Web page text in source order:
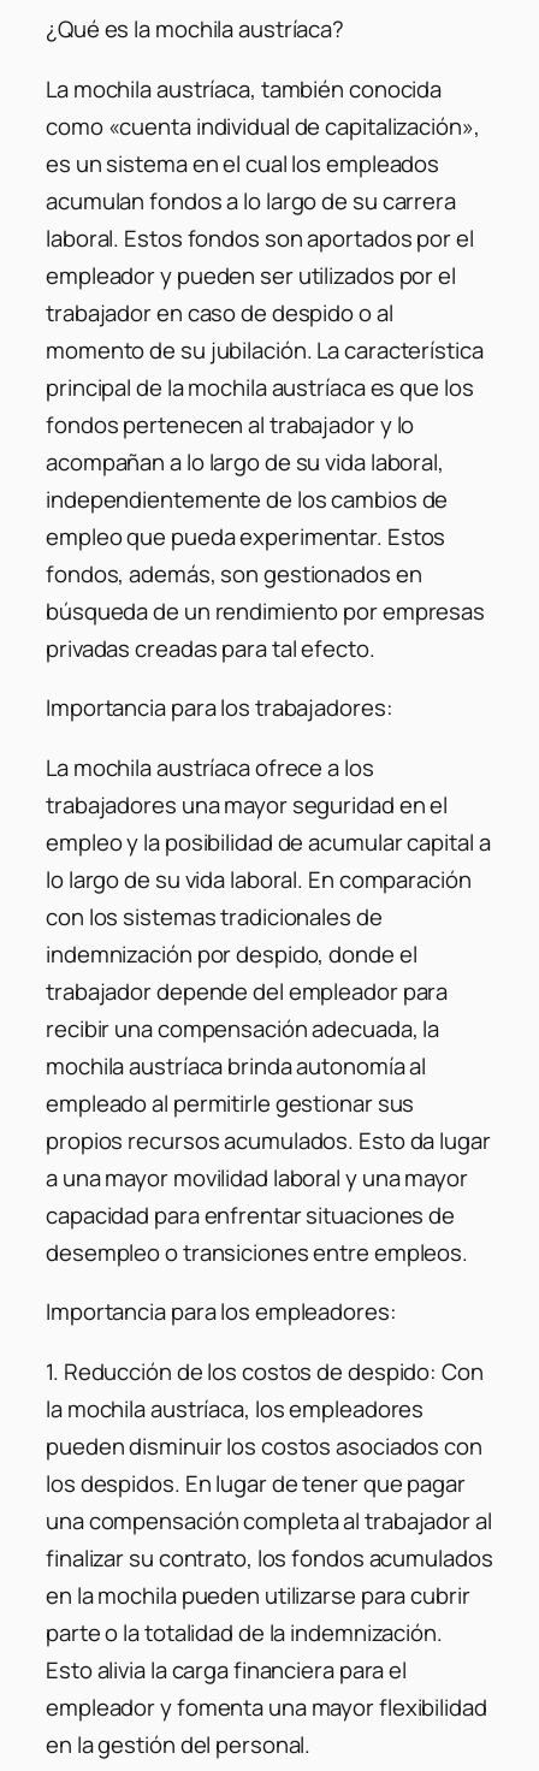
¿Qué es la mochila austríaca?
La mochila austríaca, también conocida
como «cuenta individual de capitalización»,
es un sistema en el cual los empleados
acumulan fondos a lo largo de su carrera
laboral. Estos fondos son aportados por el
empleador y pueden ser utilizados por el
trabajador en caso de despido o al
momento de su jubilación. La característica
principal de la mochila austríaca es que los
fondos pertenecen al trabajador y lo
acompañan a lo largo de su vida laboral,
independientemente de los cambios de
empleo que pueda experimentar. Estos
fondos, además, son gestionados en
búsqueda de un rendimiento por empresas
privadas creadas para tal efecto.
Importancia para los trabajadores:
La mochila austríaca ofrece a los
trabajadores una mayor seguridad en el
empleo y la posibilidad de acumular capital a
lo largo de su vida laboral. En comparación
con los sistemas tradicionales de
indemnización por despido, donde el
trabajador depende del empleador para
recibir una compensación adecuada, la
mochila austríaca brinda autonomía al
empleado al permitirle gestionar sus
propios recursos acumulados. Esto da lugar
a una mayor movilidad laboral y una mayor
capacidad para enfrentar situaciones de
desempleo o transiciones entre empleos.
Importancia para los empleadores:
1. Reducción de los costos de despido: Con
la mochila austríaca, los empleadores
pueden disminuir los costos asociados con
los despidos. En lugar de tener que pagar
una compensación completa al trabajador al
finalizar su contrato, los fondos acumulados
en la mochila pueden utilizarse para cubrir
parte o la totalidad de la indemnización.
Esto alivia la carga financiera para el
empleador y fomenta una mayor flexibilidad
en la gestión del personal.